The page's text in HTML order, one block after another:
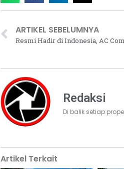
ARTIKEL SEBELUMNYA
Redaksi
Di balik setiap
Artikel Terkait